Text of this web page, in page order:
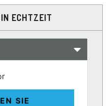
ECHTZEIT
SIE